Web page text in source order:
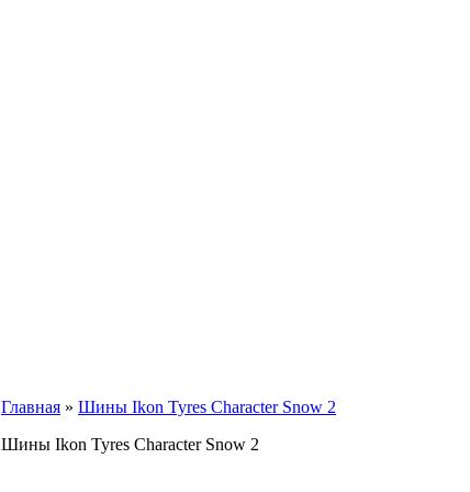
Главная » Шины Ikon Tyres Character Snow 2
Шины Ikon Tyres Character Snow 2